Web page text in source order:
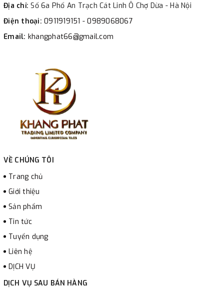
Địa chỉ:Số 6a Phố An Trạch Cát Linh Ô Chợ Dừa - Hà Nội
Điện thoại: 0911919151 - 0989068067
Email: khangphat66@gmail.com
VỀ CHÚNG TÔI
Trang chủ
Giới thiệu
Sản phẩm
Tin tức
Tuyển dụng
Liên hệ
DỊCH VỤ
DỊCH VỤ SAU BÁN HÀNG